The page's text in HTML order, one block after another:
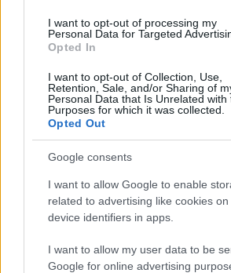
I want to opt-out of processing my
Personal Data for Targeted
Opted In
I want to opt-out of Collection, Use,
Retention, Sale, and/or Sharing of
Personal Data that Is Unrelated with
Purposes for which it was collected.
Opted Out
Google consents
I want to allow Google to enable
related to advertising like cookies
device identifiers in apps.
I want to allow my user data to be
Google for online advertising